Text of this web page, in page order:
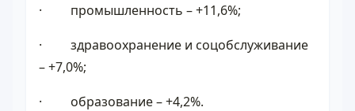
· промышленность – +11,6%;
· здравоохранение и соцобслуживание
– +7,0%;
· образование – +4,2%.